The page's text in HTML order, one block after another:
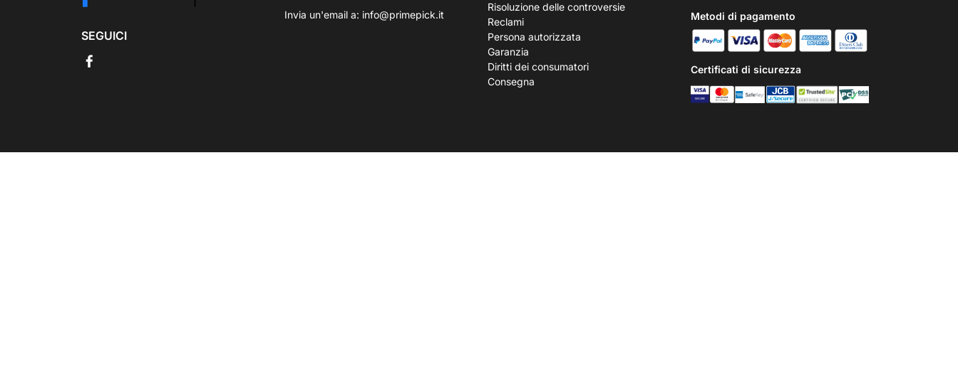
SEGUICI
Invia un'email a: info@primepick.it
Risoluzione delle controversie
Reclami
Persona autorizzata
Garanzia
Diritti dei consumatori
Consegna
Metodi di pagamento
Certificati di sicurezza